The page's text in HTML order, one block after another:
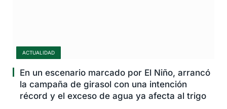
ACTUALIDAD
En un escenario marcado por El Niño, arrancó
la campaña de girasol con una intención
récord y el exceso de agua ya afecta al trigo